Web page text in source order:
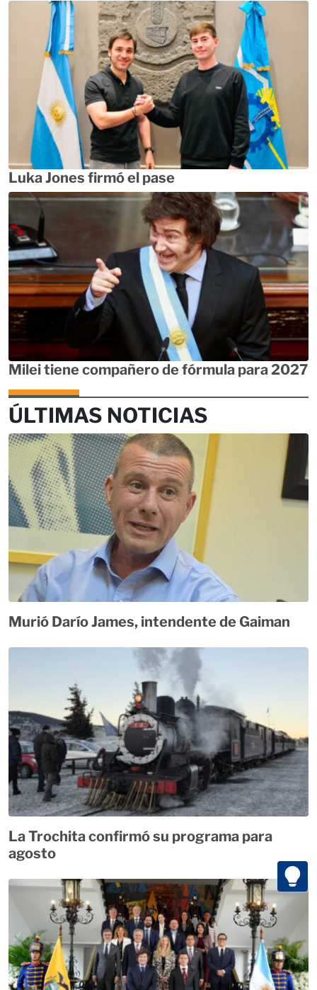
Luka Jones firmó el pase
Milei tiene compañero de fórmula para 2027
ÚLTIMAS NOTICIAS
Murió Darío James, intendente de Gaiman
La Trochita confirmó su programa para
agosto